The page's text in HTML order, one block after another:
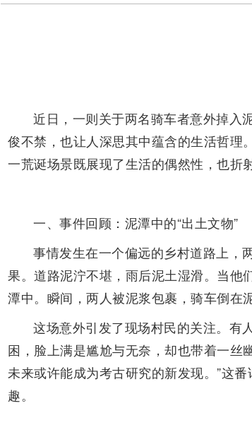
近日，一则关于两名骑车者意外掉入
俊不禁，也让人深思其中蕴含的生活哲理
一荒诞场景既展现了生活的偶然性，也折
一、事件回顾：泥潭中的“出土文物”
事情发生在一个偏远的乡村道路上，
果。道路泥泞不堪，雨后泥土湿滑。当他
潭中。瞬间，两人被泥浆包裹，骑车倒在
这场意外引发了现场村民的关注。有
困，脸上满是尴尬与无奈，却也带着一丝
未来或许能成为考古研究的新发现。”这
趣。